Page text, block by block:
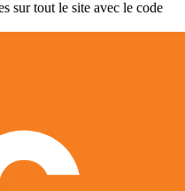
sur tout le site avec le code